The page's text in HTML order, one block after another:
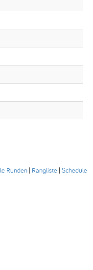
Runden Rangliste Schedule